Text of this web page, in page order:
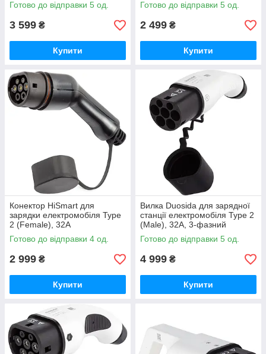
Готово до відправки 5 од.
3 599 ₴
Купити
Готово до відправки 5 од.
2 499 ₴
Купити
Конектор HiSmart для
зарядки електромобіля Type
2 (Female), 32A
Готово до відправки 4 од.
2 999 ₴
Купити
Вилка Duosida для зарядної
станцiї електромобiля Type 2
(Male), 32А, 3-фазний
Готово до відправки 5 од.
4 999 ₴
Купити